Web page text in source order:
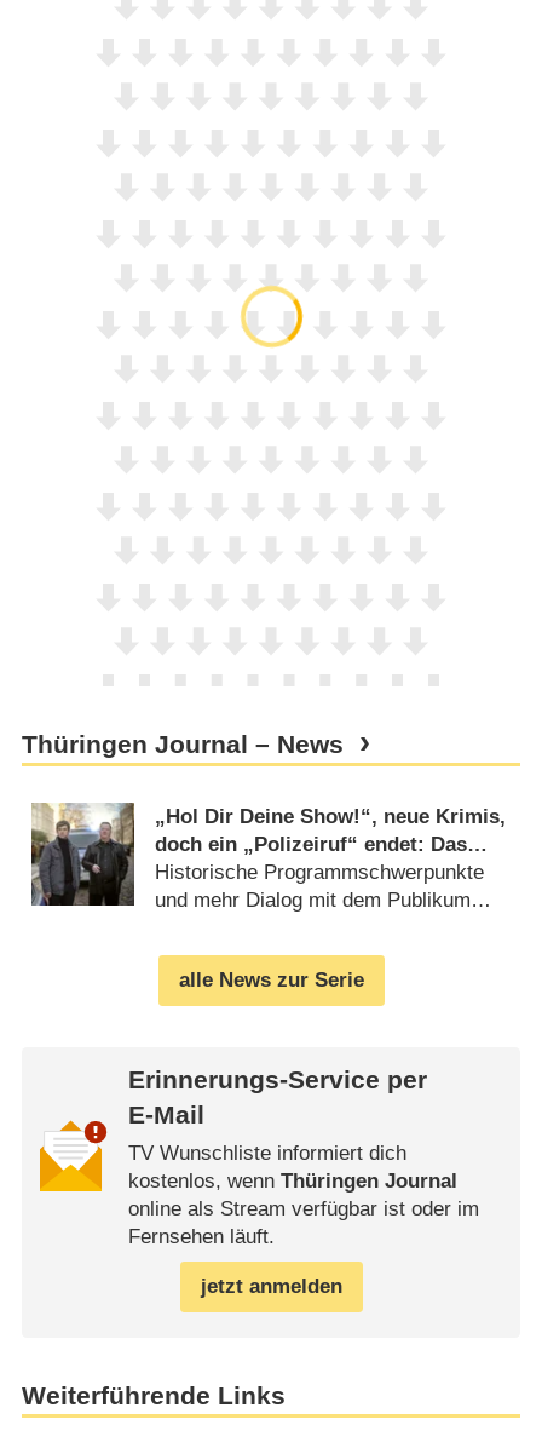
Thüringen Journal – News
„Hol Dir Deine Show!“, neue Krimis,
doch ein „Polizeiruf“ endet: Das
plant der MDR für 2025
Historische Programmschwerpunkte
und mehr Dialog mit dem Publikum
alle News zur Serie
Erinnerungs-Service per
E-Mail
TV Wunschliste informiert dich
kostenlos, wenn Thüringen Journal
online als Stream verfügbar ist oder im
Fernsehen läuft.
jetzt anmelden
Weiterführende Links